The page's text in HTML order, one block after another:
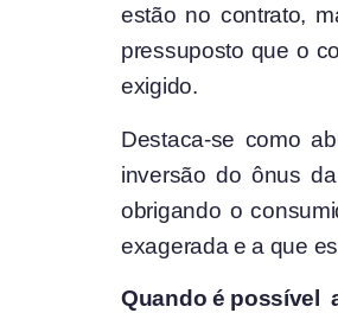
estão no contrato,
pressuposto que o
exigido.
Destaca-se como
inversão do ônus
obrigando o
exagerada e a que
Quando é possível